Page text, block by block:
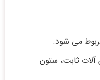
می شود.
ثابت، ستون